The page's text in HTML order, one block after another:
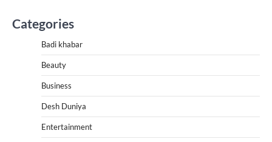
Categories
Badi khabar
Beauty
Business
Desh Duniya
Entertainment